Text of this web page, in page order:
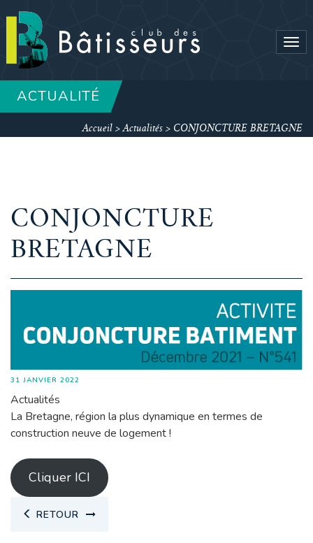
ACTUALITÉ
Accueil >Actualités > CONJONCTURE BRETAGNE
CONJONCTURE
BRETAGNE
31 JANVIER 2022
Actualités
La Bretagne, région la plus dynamique en termes de
construction neuve de logement !
Cliquer ICI
RETOUR